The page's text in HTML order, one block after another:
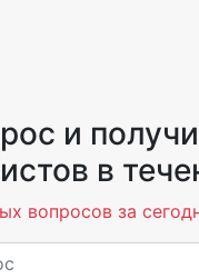
и
в
вопросов за